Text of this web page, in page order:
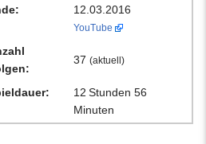
12.03.2016
YouTube
37 (aktuell)
12 Stunden 56
Minuten